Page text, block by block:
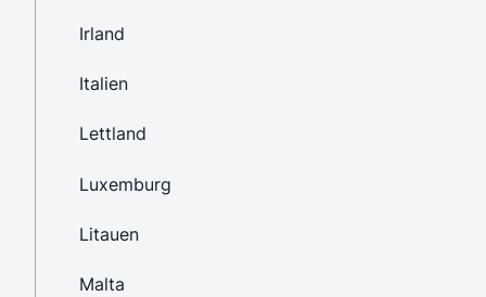
Irland
Italien
Lettland
Luxemburg
Litauen
Malta